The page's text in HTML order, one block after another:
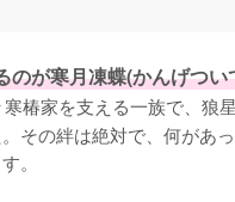
のが寒月凍蝶(かんげつい
椿家を支える一族で、狼
その絆は絶対で、何があ
。